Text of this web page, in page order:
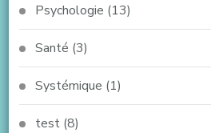
Psychologie (13)
Santé (3)
Systémique (1)
test(8)